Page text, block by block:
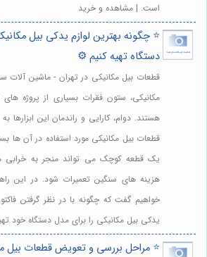
است. | مشاهده و خرید
⭐️ چگونه بهترین لوازم یدکی بیل
دستگاه تهیه کنیم ⚙️
قطعات بیل مکانیکی در تهران - ماشین
مکانیکی، ستون فقرات بسیاری از پروژه
هستند. دوام، کارایی و راندمان این
قطعات بیل مکانیکی مورد استفاده در آن ها
یک قطعه کوچک می تواند منجر به خرابی
هزینه های سنگین تعمیرات شود. در این
خواهیم گفت که چگونه با در نظر گرفتن
یدکی بیل مکانیکی را برای مدل دستگاه خود
⭐️ مراحل بررسی و تعویض قطعات بیل